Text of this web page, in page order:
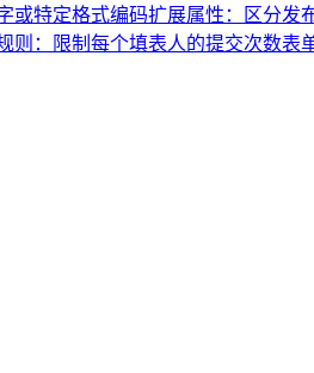
或特定格式编码扩展属性：区分发
则：限制每个填表人的提交次数表